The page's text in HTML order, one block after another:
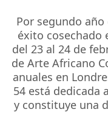
Por segundo
éxito cosechado
del 23 al 24 de
de Arte Africano
anuales en
54 está dedicada
y constituye una